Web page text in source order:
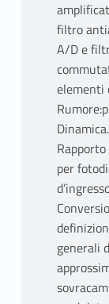
filtro
A/D e
elementi
per
generali